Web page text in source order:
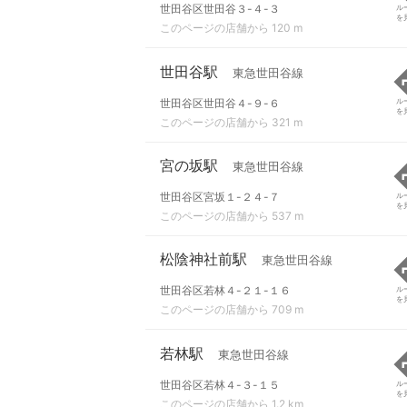
世田谷区世田谷３-４-３
このページの店舗から 120 m
ル
を
世田谷駅 東急世田谷線
世田谷区世田谷４-９-６
このページの店舗から 321 m
ル
を
宮の坂駅 東急世田谷線
世田谷区宮坂１-２４-７
このページの店舗から 537 m
ル
を
松陰神社前駅 東急世田谷線
世田谷区若林４-２１-１６
このページの店舗から 709 m
ル
を
若林駅 東急世田谷線
世田谷区若林４-３-１５
このページの店舗から 1.2 km
ル
を